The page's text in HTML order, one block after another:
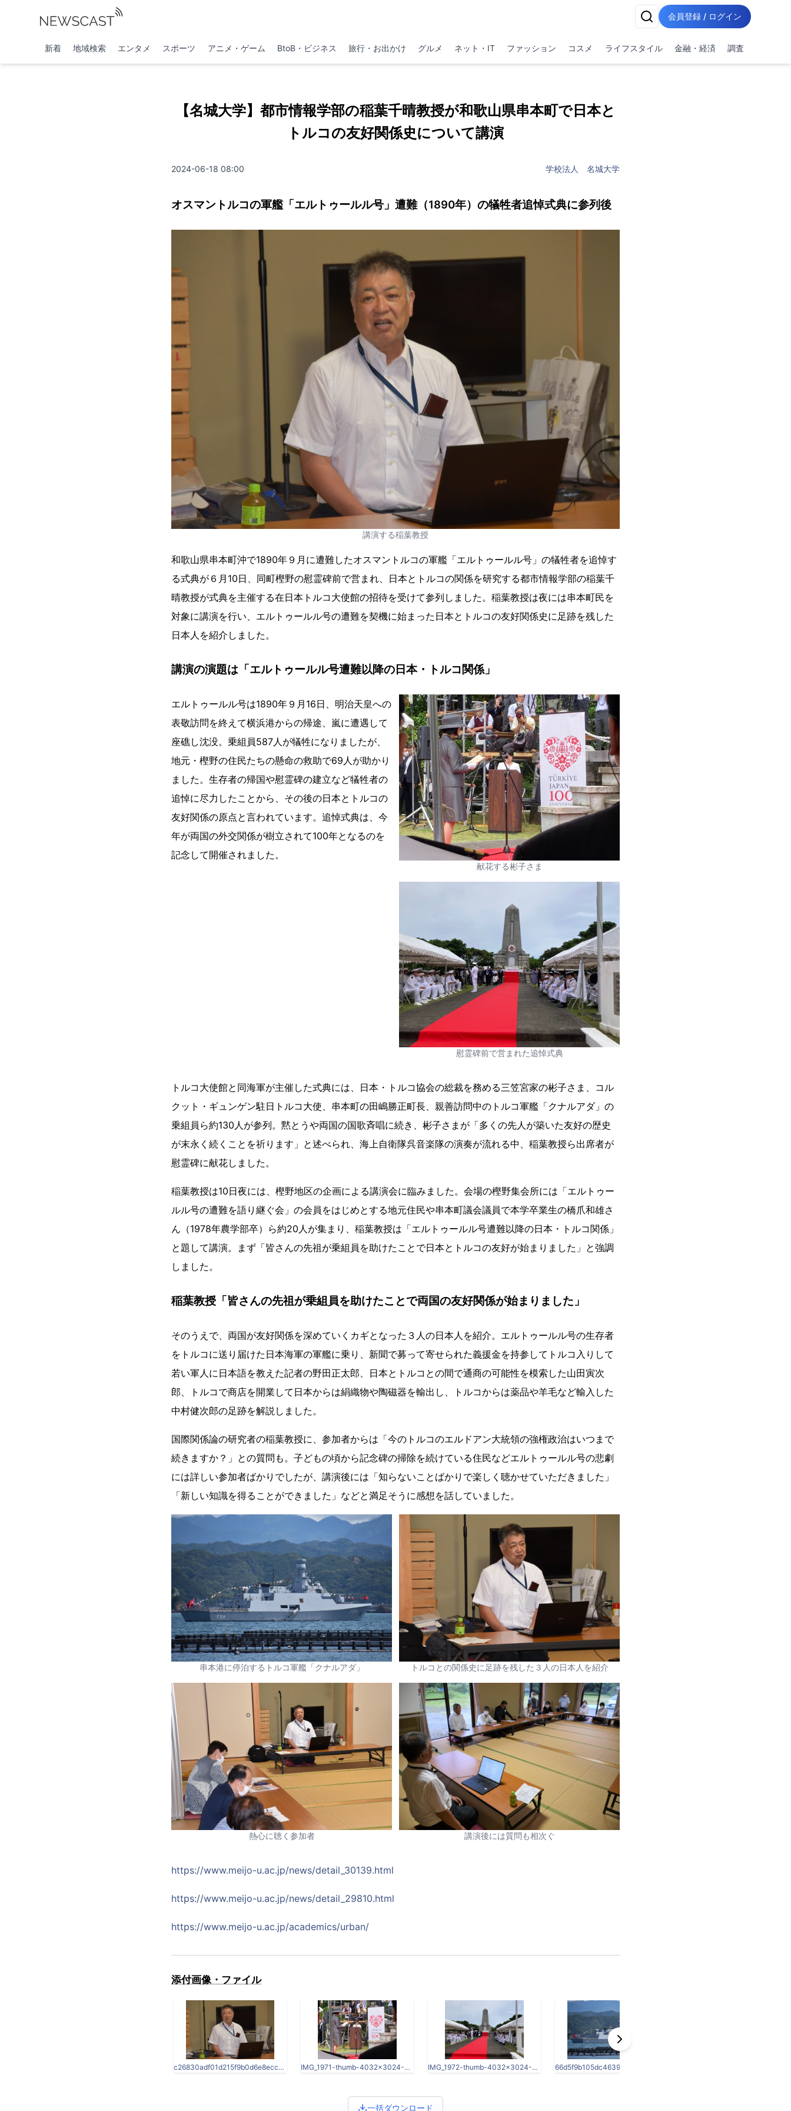
会員登録 / ログイン
新着 地域検索 エンタメ スポーツ アニメ・ゲーム BtoB・ビジネス 旅行・お出かけ グルメ ネット・IT ファッション コスメ ライフスタイル 金融・経済 調査
【名城大学】都市情報学部の稲葉千晴教授が和歌山県串本町で日本と
トルコの友好関係史について講演
2024-06-18 08:00 学校法人 名城大学
オスマントルコの軍艦「エルトゥールル号」遭難（1890年）の犠牲者追悼式典に参列後
講演する稲葉教授
和歌山県串本町沖で1890年９月に遭難したオスマントルコの軍艦「エルトゥールル号」の犠牲者を追悼す
る式典が６月10日、同町樫野の慰霊碑前で営まれ、日本とトルコの関係を研究する都市情報学部の稲葉千
晴教授が式典を主催する在日本トルコ大使館の招待を受けて参列しました。稲葉教授は夜には串本町民を
対象に講演を行い、エルトゥールル号の遭難を契機に始まった日本とトルコの友好関係史に足跡を残した
日本人を紹介しました。
講演の演題は「エルトゥールル号遭難以降の日本・トルコ関係」
エルトゥールル号は1890年９月16日、明治天皇への
表敬訪問を終えて横浜港からの帰途、嵐に遭遇して
座礁し沈没。乗組員587人が犠牲になりましたが、
地元・樫野の住民たちの懸命の救助で69人が助かり
ました。生存者の帰国や慰霊碑の建立など犠牲者の
追悼に尽力したことから、その後の日本とトルコの
友好関係の原点と言われています。追悼式典は、今
年が両国の外交関係が樹立されて100年となるのを
記念して開催されました。
献花する彬子さま
慰霊碑前で営まれた追悼式典
トルコ大使館と同海軍が主催した式典には、日本・トルコ協会の総裁を務める三笠宮家の彬子さま、コル
クット・ギュンゲン駐日トルコ大使、串本町の田嶋勝正町長、親善訪問中のトルコ軍艦「クナルアダ」の
乗組員ら約130人が参列。黙とうや両国の国歌斉唱に続き、彬子さまが「多くの先人が築いた友好の歴史
が末永く続くことを祈ります」と述べられ、海上自衛隊呉音楽隊の演奏が流れる中、稲葉教授ら出席者が
慰霊碑に献花しました。
稲葉教授は10日夜には、樫野地区の企画による講演会に臨みました。会場の樫野集会所には「エルトゥー
ルル号の遭難を語り継ぐ会」の会員をはじめとする地元住民や串本町議会議員で本学卒業生の橋爪和雄さ
ん（1978年農学部卒）ら約20人が集まり、稲葉教授は「エルトゥールル号遭難以降の日本・トルコ関係」
と題して講演。まず「皆さんの先祖が乗組員を助けたことで日本とトルコの友好が始まりました」と強調
しました。
稲葉教授「皆さんの先祖が乗組員を助けたことで両国の友好関係が始まりました」
そのうえで、両国が友好関係を深めていくカギとなった３人の日本人を紹介。エルトゥールル号の生存者
をトルコに送り届けた日本海軍の軍艦に乗り、新聞で募って寄せられた義援金を持参してトルコ入りして
若い軍人に日本語を教えた記者の野田正太郎、日本とトルコとの間で通商の可能性を模索した山田寅次
郎、トルコで商店を開業して日本からは絹織物や陶磁器を輸出し、トルコからは薬品や羊毛など輸入した
中村健次郎の足跡を解説しました。
国際関係論の研究者の稲葉教授に、参加者からは「今のトルコのエルドアン大統領の強権政治はいつまで
続きますか？」との質問も。子どもの頃から記念碑の掃除を続けている住民などエルトゥールル号の悲劇
には詳しい参加者ばかりでしたが、講演後には「知らないことばかりで楽しく聴かせていただきました」
「新しい知識を得ることができました」などと満足そうに感想を話していました。
串本港に停泊するトルコ軍艦「クナルアダ」
熱心に聴く参加者
トルコとの関係史に足跡を残した３人の日本人を紹介
講演後には質問も相次ぐ
https://www.meijo-u.ac.jp/news/detail_30139.html
https://www.meijo-u.ac.jp/news/detail_29810.html
https://www.meijo-u.ac.jp/academics/urban/
添付画像・ファイル
c26830adf01d215f9b0d6e8ecc440d0a-thumb-3936x2624-59539.jpg IMG_1971-thumb-4032x3024-59540.jpg IMG_1972-thumb-4032x3024-59541.jpg
一括ダウンロード